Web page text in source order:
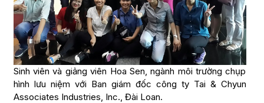
Sinh viên và giảng viên Hoa Sen, ngành môi trường chụp
hình lưu niệm với Ban giám đốc công ty Tai & Chyun
Associates Industries, Inc., Đài Loan.